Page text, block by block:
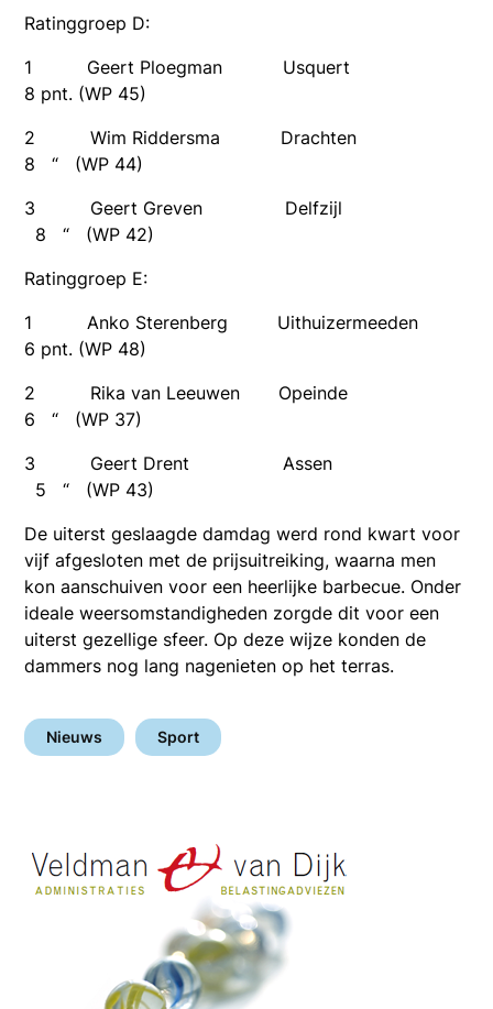
Ratinggroep D:
1 Geert Ploegman Usquert
8 pnt. (WP 45)
2 Wim Riddersma Drachten
8 “ (WP 44)
3 Geert Greven Delfzijl
8 “ (WP 42)
Ratinggroep E:
1 Anko Sterenberg Uithuizermeeden
6 pnt. (WP 48)
2 Rika van Leeuwen Opeinde
6 “ (WP 37)
3 Geert Drent Assen
5 “ (WP 43)
De uiterst geslaagde damdag werd rond kwart voor
vijf afgesloten met de prijsuitreiking, waarna men
kon aanschuiven voor een heerlijke barbecue. Onder
ideale weersomstandigheden zorgde dit voor een
uiterst gezellige sfeer. Op deze wijze konden de
dammers nog lang nagenieten op het terras.
Nieuws Sport